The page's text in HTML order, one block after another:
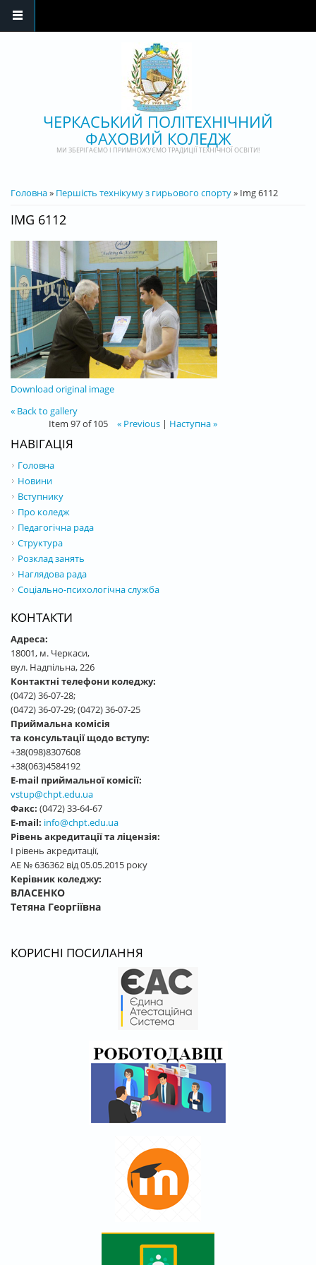
ЧЕРКАСЬКИЙ ПОЛІТЕХНІЧНИЙ
ФАХОВИЙ КОЛЕДЖ
МИ ЗБЕРІГАЄМО І ПРИМНОЖУЄМО ТРАДИЦІЇ ТЕХНІЧНОЇ ОСВІТИ!
ВИ Є ТУТ
Головна» Першість технікуму з гирьового спорту» Img 6112
IMG 6112
Download original image
« Back to gallery
Item 97 of 105
« Previous| Наступна »
НАВІГАЦІЯ
Головна
Новини
Вступнику
Про коледж
Педагогічна рада
Структура
Розклад занять
Наглядова рада
Соціально-психологічна служба
КОНТАКТИ
Адреса:
18001, м. Черкаси,
вул. Надпільна, 226
Контактні телефони коледжу:
(0472) 36-07-28;
(0472) 36-07-29; (0472) 36-07-25
Приймальна комісія
та консультації щодо вступу:
+38(098)8307608
+38(063)4584192
E-mail приймальної комісії:
vstup@chpt.edu.ua
Факс: (0472) 33-64-67
E-mail: info@chpt.edu.ua
Рівень акредитації та ліцензія:
І рівень акредитації,
АЕ № 636362 від 05.05.2015 року
Керівник коледжу:
ВЛАСЕНКО
Тетяна Георгіївна
КОРИСНІ ПОСИЛАННЯ